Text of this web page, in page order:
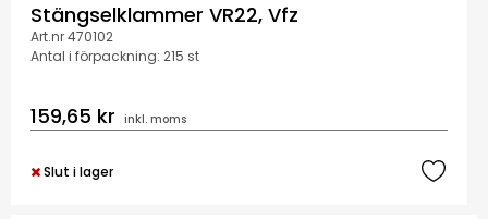
Stängselklammer VR22, Vfz
Art.nr 470102
Antal i förpackning: 215 st
159,65 kr inkl. moms
Slut i lager